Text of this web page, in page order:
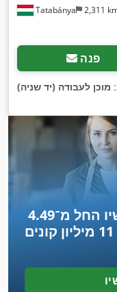
Tatabánya 2,311
פנה
מוכן לעבודה (יד שניה)
11 מיליון קונים